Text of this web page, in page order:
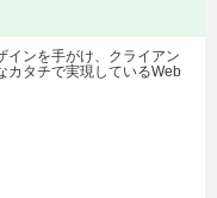
インを手がけ、クライアン
カタチで実現しているWeb